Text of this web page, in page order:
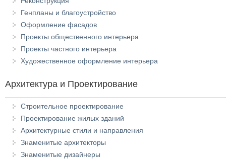
Генпланы и благоустройство
Оформление фасадов
Проекты общественного интерьера
Проекты частного интерьера
Художественное оформление интерьера
Архитектура и Проектирование
Строительное проектирование
Проектирование жилых зданий
Архитектурные стили и направления
Знаменитые архитекторы
Знаменитые дизайнеры